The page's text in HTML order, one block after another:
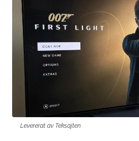
Levererat av Teksajten